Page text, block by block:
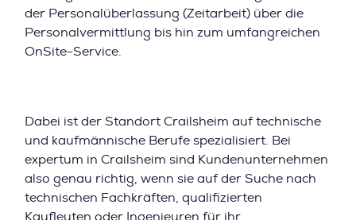
der Personalüberlassung (Zeitarbeit) über die
Personalvermittlung bis hin zum umfangreichen
OnSite-Service.
Dabei ist der Standort Crailsheim auf technische
und kaufmännische Berufe spezialisiert. Bei
expertum in Crailsheim sind Kundenunternehmen
also genau richtig, wenn sie auf der Suche nach
technischen Fachkräften, qualifizierten
Kaufleuten oder Ingenieuren für ihr